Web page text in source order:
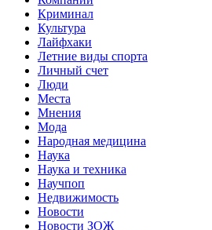
Криминал
Культура
Лайфхаки
Летние виды спорта
Личный счет
Люди
Места
Мнения
Мода
Народная медицина
Наука
Наука и техника
Научпоп
Недвижимость
Новости
Новости ЗОЖ